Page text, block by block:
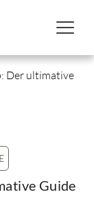
Der ultimative
Guide